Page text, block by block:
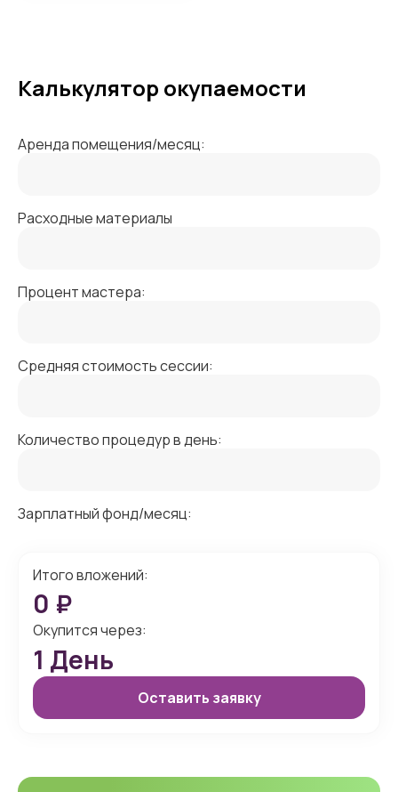
Калькулятор окупаемости
Аренда помещения/месяц:
Расходные материалы
Процент мастера:
Средняя стоимость сессии:
Количество процедур в день:
Зарплатный фонд/месяц:
Итого вложений:
0 ₽
Окупится через:
1 День
Оставить заявку